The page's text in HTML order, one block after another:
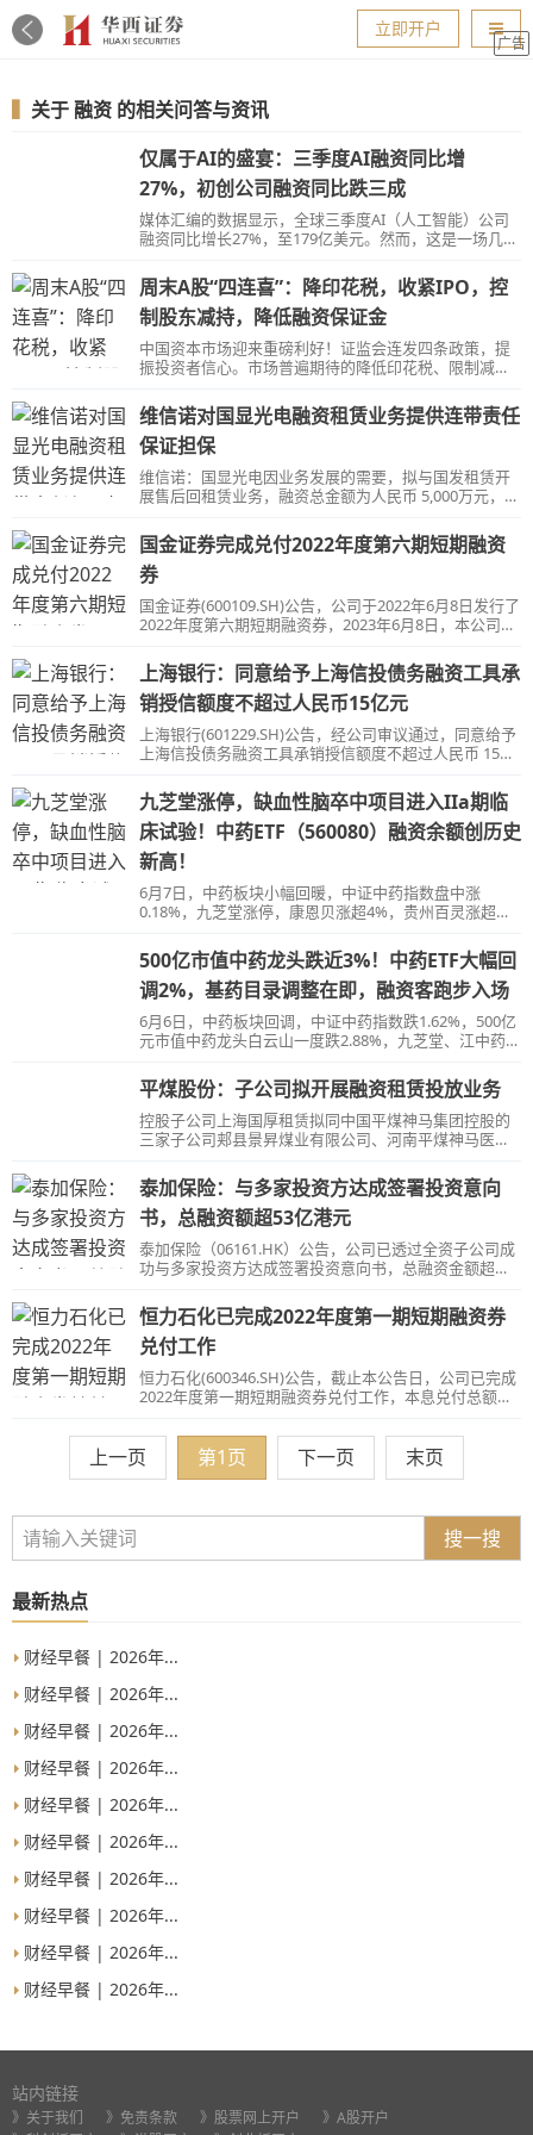
导航
立即开户
广告
关于融资 的相关问答与资讯
仅属于AI的盛宴：三季度AI融资同比增
27%，初创公司融资同比跌三成
媒体汇编的数据显示，全球三季度AI（人工智能）公司
融资同比增长27%，至179亿美元。然而，这是一场几乎
境。全球初创公司的总体融资较上年大跌31%，达到730
亿美元。
周末A股“四连喜”：降印花税，收紧IPO，控
制股东减持，降低融资保证金
中国资本市场迎来重磅利好！证监会连发四条政策，提
振投资者信心。市场普遍期待的降低印花税、限制减
维信诺对国显光电融资租赁业务提供连带责任
保证担保
维信诺：国显光电因业务发展的需要，拟与国发租赁开
展售后回租赁业务，融资总金额为人民币 5,000万元，融
责任保证担保。
国金证券完成兑付2022年度第六期短期融资
券
国金证券(600109.SH)公告，公司于2022年6月8日发行了
2022年度第六期短期融资券，2023年6月8日，本公司兑
元。
上海银行：同意给予上海信投债务融资工具承
销授信额度不超过人民币15亿元
上海银行(601229.SH)公告，经公司审议通过，同意给予
上海信投债务融资工具承销授信额度不超过人民币 15亿
九芝堂涨停，缺血性脑卒中项目进入IIa期临
床试验！中药ETF（560080）融资余额创历史
新高！
6月7日，中药板块小幅回暖，中证中药指数盘中涨
0.18%，九芝堂涨停，康恩贝涨超4%，贵州百灵涨超
同仁堂、达仁堂涨超1%
500亿市值中药龙头跌近3%！中药ETF大幅回
调2%，基药目录调整在即，融资客跑步入场
6月6日，中药板块回调，中证中药指数跌1.62%，500亿
元市值中药龙头白云山一度跌2.88%，九芝堂、江中药
平煤股份：子公司拟开展融资租赁投放业务
控股子公司上海国厚租赁拟同中国平煤神马集团控股的
三家子公司郏县景昇煤业有限公司、河南平煤神马医药
展不超4.5亿元融资租赁投放业务。
泰加保险：与多家投资方达成签署投资意向
书，总融资额超53亿港元
泰加保险（06161.HK）公告，公司已透过全资子公司成
功与多家投资方达成签署投资意向书，总融资金额超过
恒力石化已完成2022年度第一期短期融资券
兑付工作
恒力石化(600346.SH)公告，截止本公告日，公司已完成
2022年度第一期短期融资券兑付工作，本息兑付总额为
上一页 第1页 下一页 末页
搜一搜
最新热点
财经早餐 | 2026年...
财经早餐 | 2026年...
财经早餐 | 2026年...
财经早餐 | 2026年...
财经早餐 | 2026年...
财经早餐 | 2026年...
财经早餐 | 2026年...
财经早餐 | 2026年...
财经早餐 | 2026年...
财经早餐 | 2026年...
站内链接
》关于我们 》免责条款 》股票网上开户
》A股开户